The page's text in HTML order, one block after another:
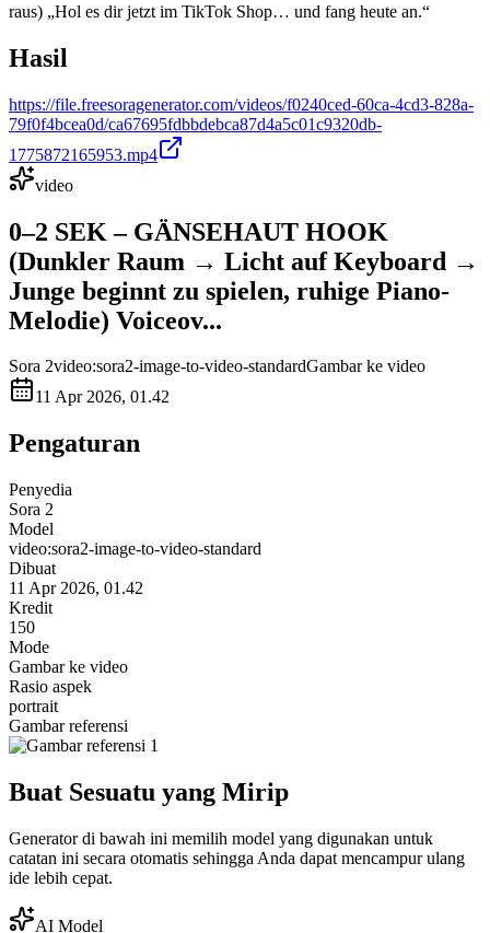
raus) „Hol es dir jetzt im TikTok Shop… und fang heute an.“
Hasil
https://file.freesoragenerator.com/videos/f0240ced-60ca-4cd3-828a-
79f0f4bcea0d/ca67695fdbbdebca87d4a5c01c9320db-
1775872165953.mp4
video
0–2 SEK – GÄNSEHAUT HOOK
(Dunkler Raum → Licht auf Keyboard →
Junge beginnt zu spielen, ruhige Piano-
Melodie) Voiceov...
Sora 2video:sora2-image-to-video-standardGambar ke video
11 Apr 2026, 01.42
Pengaturan
Penyedia
Sora 2
Model
video:sora2-image-to-video-standard
Dibuat
11 Apr 2026, 01.42
Kredit
150
Mode
Gambar ke video
Rasio aspek
portrait
Gambar referensi
Buat Sesuatu yang Mirip
Generator di bawah ini memilih model yang digunakan untuk
catatan ini secara otomatis sehingga Anda dapat mencampur ulang
ide lebih cepat.
AI Model